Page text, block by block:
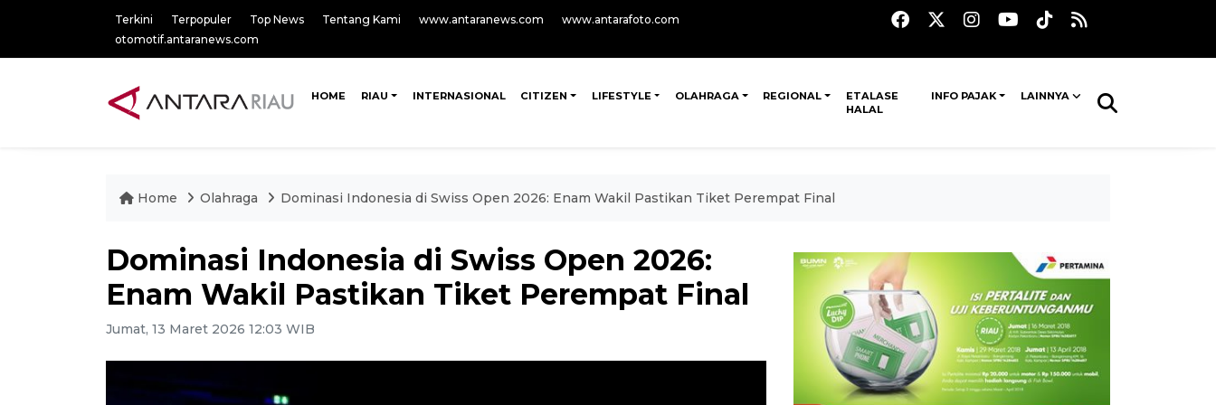
Terkini Terpopuler Top News Tentang Kami www.antaranews.com
www.antarafoto.com
otomotif.antaranews.com
HOME RIAU INTERNASIONAL CITIZEN LIFESTYLE OLAHRAGA REGIONAL
ETALASE
HALAL
INFO PAJAK LAINNYA
Home Olahraga Dominasi Indonesia di Swiss Open 2026: Enam Wakil Pastikan Tiket Perempat Final
Dominasi Indonesia di Swiss Open 2026:
Enam Wakil Pastikan Tiket Perempat Final
Jumat, 13 Maret 2026 12:03 WIB